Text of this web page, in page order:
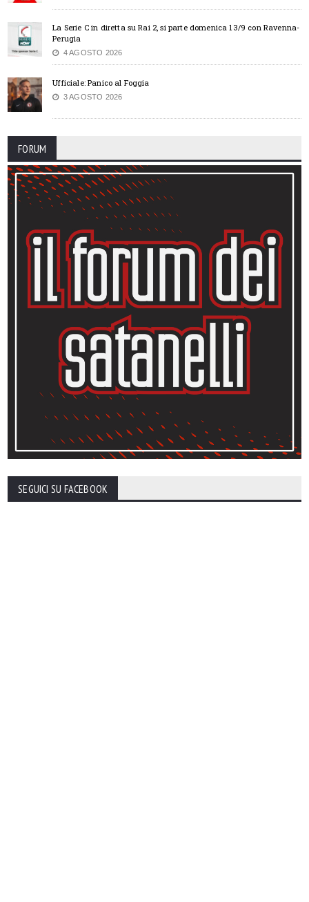
La Serie C in diretta su Rai 2, si parte domenica 13/9 con Ravenna-
Perugia
4 AGOSTO 2026
Ufficiale: Panico al Foggia
3 AGOSTO 2026
FORUM
SEGUICI SU FACEBOOK